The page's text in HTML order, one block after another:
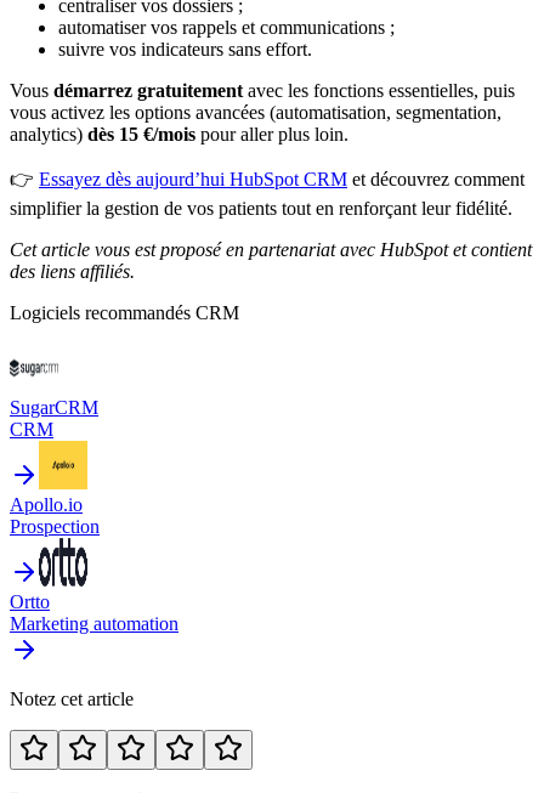
centraliser vos dossiers ;
automatiser vos rappels et communications ;
suivre vos indicateurs sans effort.
Vous démarrez gratuitement avec les fonctions essentielles, puis
vous activez les options avancées (automatisation, segmentation,
analytics) dès 15 €/mois pour aller plus loin.
👉 Essayez dès aujourd’hui HubSpot CRM et découvrez comment
simplifier la gestion de vos patients tout en renforçant leur fidélité.
Cet article vous est proposé en partenariat avec HubSpot et contient
des liens affiliés.
Logiciels recommandés CRM
SugarCRM
CRM
Apollo.io
Prospection
Ortto
Marketing automation
Notez cet article